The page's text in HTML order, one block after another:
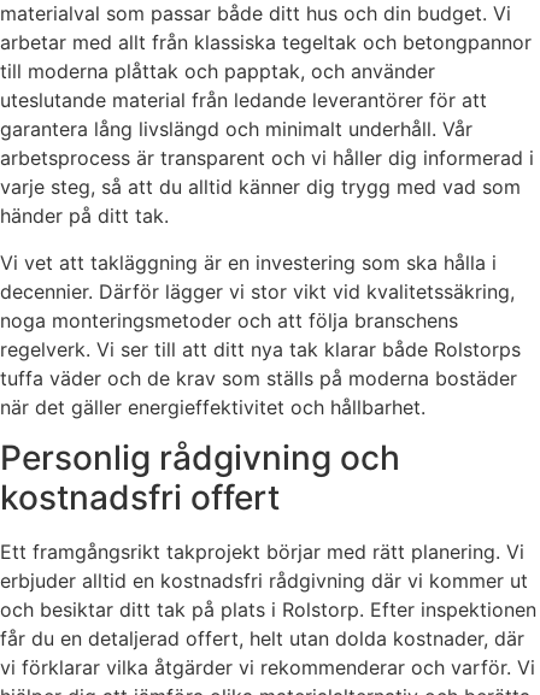
materialval som passar både ditt hus och din budget. Vi
arbetar med allt från klassiska tegeltak och betongpannor
till moderna plåttak och papptak, och använder
uteslutande material från ledande leverantörer för att
garantera lång livslängd och minimalt underhåll. Vår
arbetsprocess är transparent och vi håller dig informerad i
varje steg, så att du alltid känner dig trygg med vad som
händer på ditt tak.
Vi vet att takläggning är en investering som ska hålla i
decennier. Därför lägger vi stor vikt vid kvalitetssäkring,
noga monteringsmetoder och att följa branschens
regelverk. Vi ser till att ditt nya tak klarar både Rolstorps
tuffa väder och de krav som ställs på moderna bostäder
när det gäller energieffektivitet och hållbarhet.
Personlig rådgivning och
kostnadsfri offert
Ett framgångsrikt takprojekt börjar med rätt planering. Vi
erbjuder alltid en kostnadsfri rådgivning där vi kommer ut
och besiktar ditt tak på plats i Rolstorp. Efter inspektionen
får du en detaljerad offert, helt utan dolda kostnader, där
vi förklarar vilka åtgärder vi rekommenderar och varför. Vi